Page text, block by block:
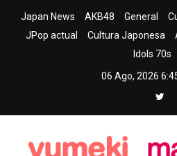
Japan News AKB48 General
JPop actual
Cultura Japonesa
Idols 70s
06 Ago, 2026